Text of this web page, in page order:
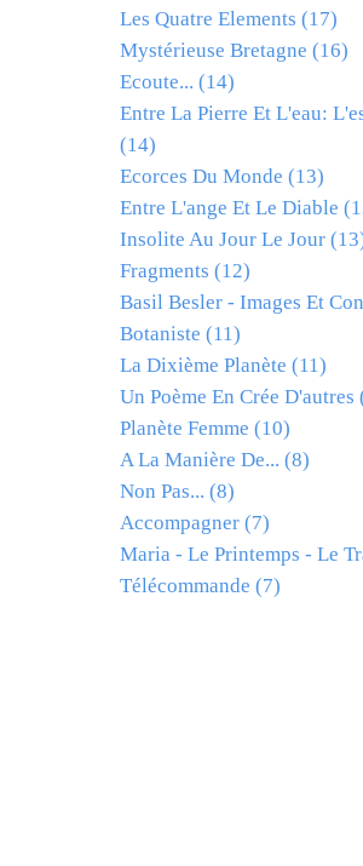
Les Quatre Elements (17)
Mystérieuse Bretagne (16)
Ecoute... (14)
Entre La Pierre Et L'eau:
(14)
Ecorces Du Monde (13)
Entre L'ange Et Le Diable
Insolite Au Jour Le Jour
Fragments (12)
Basil Besler - Images Et
Botaniste (11)
La Dixième Planète (11)
Un Poème En Crée D'autres
Planète Femme (10)
A La Manière De... (8)
Non Pas... (8)
Accompagner (7)
Maria - Le Printemps - Le
Télécommande (7)